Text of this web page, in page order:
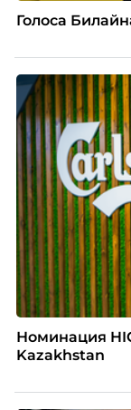
Голоса
Номинация
Kazakhstan